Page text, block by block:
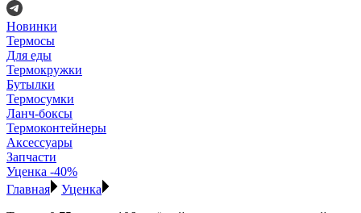
Новинки
Термосы
Для еды
Термокружки
Бутылки
Термосумки
Ланч-боксы
Термоконтейнеры
Аксессуары
Запчасти
Уценка -40%
Главная
Уценка